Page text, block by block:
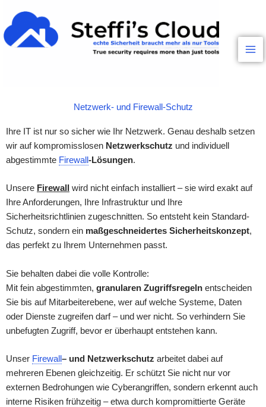
springen
Inhalt
springen
Netzwerk- und Firewall-Schutz
Ihre IT ist nur so sicher wie Ihr Netzwerk. Genau deshalb setzen
wir auf kompromisslosen Netzwerkschutz und individuell
abgestimmte Firewall -Lösungen.
Unsere Firewall
wird nicht einfach installiert – sie wird exakt auf
Ihre Anforderungen, Ihre Infrastruktur und Ihre
Sicherheitsrichtlinien zugeschnitten. So entsteht kein Standard-
Schutz, sondern ein maßgeschneidertes Sicherheitskonzept,
das perfekt zu Ihrem Unternehmen passt.
Sie behalten dabei die volle Kontrolle:
Mit fein abgestimmten, granularen Zugriffsregeln entscheiden
Sie bis auf Mitarbeiterebene, wer auf welche Systeme, Daten
oder Dienste zugreifen darf – und wer nicht. So verhindern Sie
unbefugten Zugriff, bevor er überhaupt entstehen kann.
Unser Firewall – und Netzwerkschutz arbeitet dabei auf
mehreren Ebenen gleichzeitig. Er schützt Sie nicht nur vor
externen Bedrohungen wie Cyberangriffen, sondern erkennt auch
interne Risiken frühzeitig – etwa durch kompromittierte Geräte